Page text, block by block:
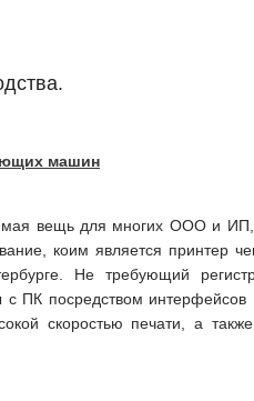
машин
вещь для многих ООО и
коим является принтер
Не требующий
с ПК посредством
скоростью печати, а